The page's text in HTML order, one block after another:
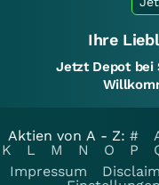
Ihre
Jetzt Depot bei
Aktien von A - Z: #
K
L M N O P
Impressum